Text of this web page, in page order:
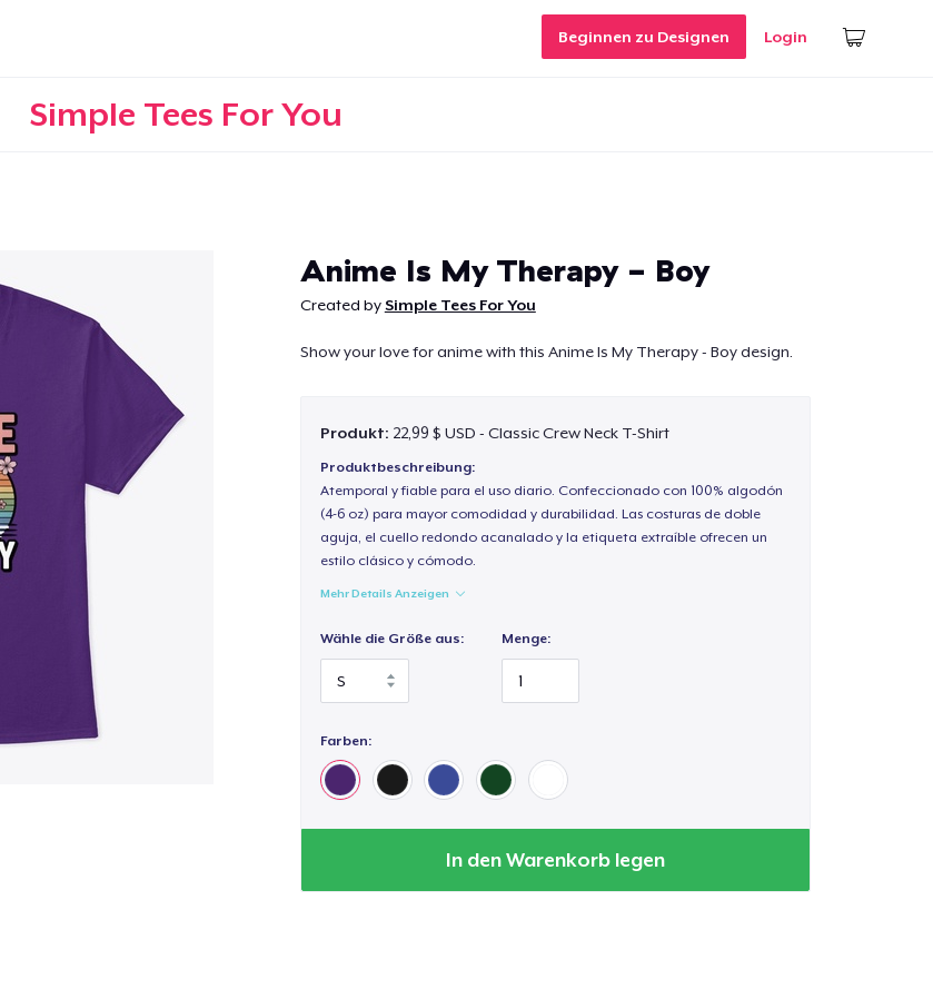
Beginnen zu Designen Login
Simple Tees For You
Anime Is My Therapy - Boy
Created bySimple Tees For You
Show your love for anime with this Anime Is My Therapy - Boy design.
Produkt: 22,99 $ USD - Classic Crew Neck T-Shirt
Produktbeschreibung:
Atemporal y fiable para el uso diario. Confeccionado con 100% algodón
(4-6 oz) para mayor comodidad y durabilidad. Las costuras de doble
aguja, el cuello redondo acanalado y la etiqueta extraíble ofrecen un
estilo clásico y cómodo.
Mehr Details Anzeigen
Wähle die Größe aus: Menge:
Farben:
In den Warenkorb legen